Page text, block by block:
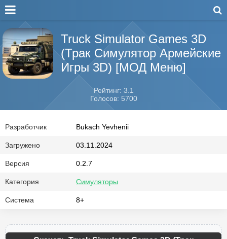
Truck Simulator Games 3D
(Трак Симулятор Армейские
Игры 3D) [МОД Меню]
Рейтинг: 3.1
Голосов: 5700
Разработчик Bukach Yevhenii
Загружено 03.11.2024
Версия 0.2.7
Категория Симуляторы
Система 8+